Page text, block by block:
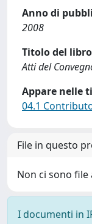
Anno di
2008
Titolo del libro
Atti del
Appare nelle
04.1
File in questo
Non ci sono
I documenti in